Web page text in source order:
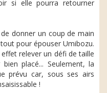
si elle pourra retourner
donner un coup de main
pour épouser Umibozu.
relever un défi de taille
placé... Seulement, la
prévu car, sous ses airs
!